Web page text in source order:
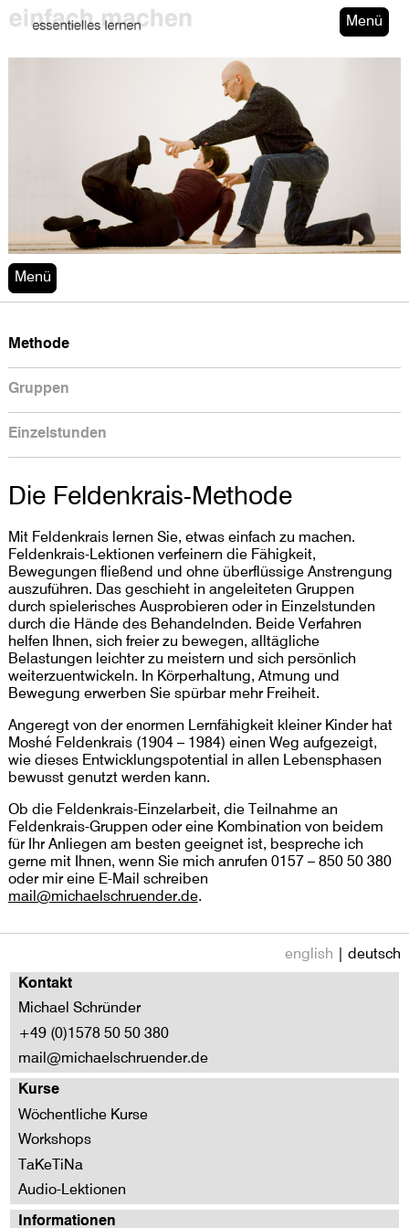
Menü
Menü
Methode
Gruppen
Einzelstunden
Die Feldenkrais-Methode
Mit Feldenkrais lernen Sie, etwas einfach zu machen.
Feldenkrais-Lektionen verfeinern die Fähigkeit,
Bewegungen fließend und ohne überflüssige Anstrengung
auszuführen. Das geschieht in angeleiteten Gruppen
durch spielerisches Ausprobieren oder in Einzelstunden
durch die Hände des Behandelnden. Beide Verfahren
helfen Ihnen, sich freier zu bewegen, alltägliche
Belastungen leichter zu meistern und sich persönlich
weiterzuentwickeln. In Körperhaltung, Atmung und
Bewegung erwerben Sie spürbar mehr Freiheit.
Angeregt von der enormen Lernfähigkeit kleiner Kinder hat
Moshé Feldenkrais (1904 – 1984) einen Weg aufgezeigt,
wie dieses Entwicklungspotential in allen Lebensphasen
bewusst genutzt werden kann.
Ob die Feldenkrais-Einzelarbeit, die Teilnahme an
Feldenkrais-Gruppen oder eine Kombination von beidem
für Ihr Anliegen am besten geeignet ist, bespreche ich
gerne mit Ihnen, wenn Sie mich anrufen 0157 – 850 50 380
oder mir eine E-Mail schreiben
mail@michaelschruender.de.
english | deutsch
Kontakt
Michael Schründer
+49 (0)1578 50 50 380
mail@michaelschruender.de
Kurse
Wöchentliche Kurse
Workshops
TaKeTiNa
Audio-Lektionen
Informationen